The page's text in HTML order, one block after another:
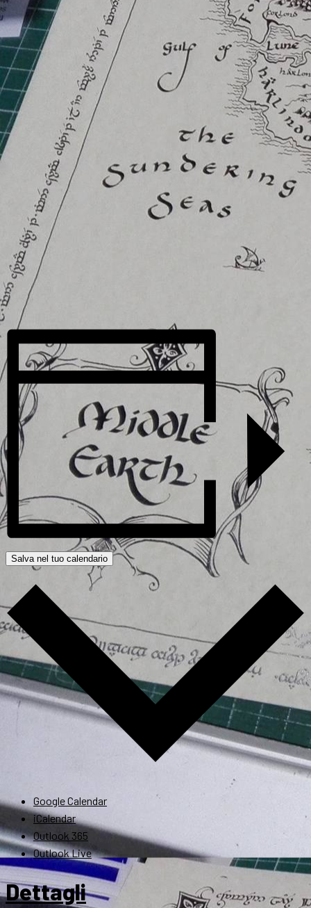
Salva nel tuo calendario
Google Calendar
iCalendar
Outlook 365
Outlook Live
Dettagli